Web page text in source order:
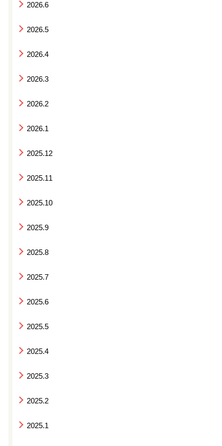
2026.6
2026.5
2026.4
2026.3
2026.2
2026.1
2025.12
2025.11
2025.10
2025.9
2025.8
2025.7
2025.6
2025.5
2025.4
2025.3
2025.2
2025.1